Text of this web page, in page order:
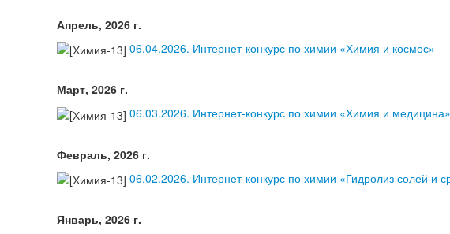
Апрель, 2026 г.
06.04.2026. Интернет-конкурс по химии «Химия и космос»
Март, 2026 г.
06.03.2026. Интернет-конкурс по химии «Химия и медицина»
Февраль, 2026 г.
06.02.2026. Интернет-конкурс по химии «Гидролиз солей и
Январь, 2026 г.